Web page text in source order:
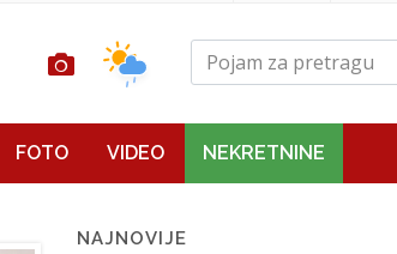
FOTO VIDEO NEKRETNINE
NAJNOVIJE